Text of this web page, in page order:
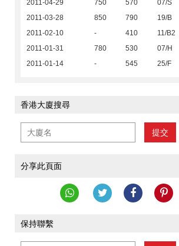
2011-04-29
750 570 07/S
2011-03-28
850 790 19/B
2011-02-10
- 410 11/B2
2011-01-31
780 530 07/H
2011-01-14
- 545 25/F
香港大廈搜尋
提交
分享此頁面
保持聯繫